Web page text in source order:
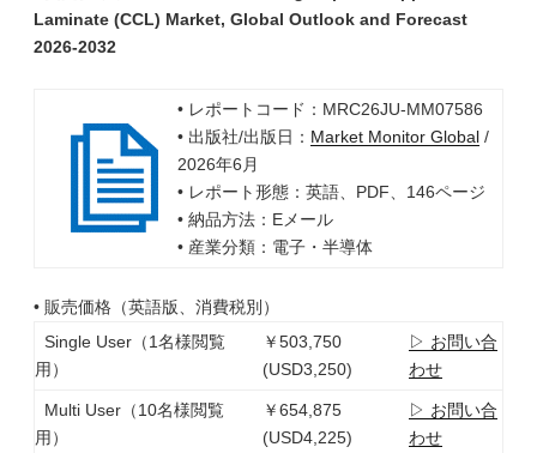
Laminate (CCL) Market, Global Outlook and Forecast
2026-2032
• レポートコード：MRC26JU-MM07586
• 出版社/出版日： Market Monitor Global/
2026年6月
• レポート形態：英語、PDF、146ページ
• 納品方法：Eメール
• 産業分類：電子・半導体
• 販売価格（英語版、消費税別）
Single User（1名様閲覧
用）
￥503,750
(USD3,250)
▷ お問い合
わせ
Multi User（10名様閲覧
用）
￥654,875
(USD4,225)
▷ お問い合
わせ